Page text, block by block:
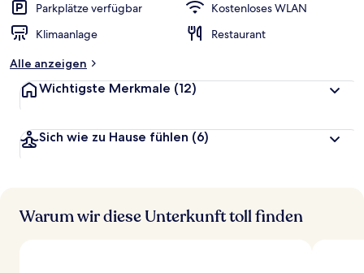
Parkplätze verfügbar
Kostenloses WLAN
Klimaanlage
Restaurant
Alle anzeigen
Wichtigste Merkmale (12)
Sich wie zu Hause fühlen (6)
Warum wir diese Unterkunft toll finden